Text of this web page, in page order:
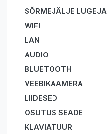
SÕRMEJÄLJE LUGEJA
WIFI
LAN
AUDIO
BLUETOOTH
VEEBIKAAMERA
LIIDESED
OSUTUS SEADE
KLAVIATUUR